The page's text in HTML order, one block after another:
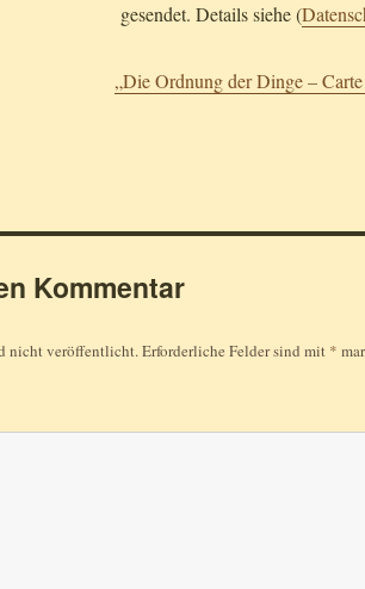
gesendet. Details siehe (
„Die Ordnung der Dinge –
Kommentar
nicht veröffentlicht.Erforderliche Felder sind mit *